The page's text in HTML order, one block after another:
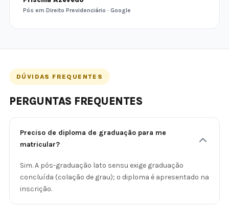
Pós em Direito Previdenciário · Google
DÚVIDAS FREQUENTES
PERGUNTAS FREQUENTES
Preciso de diploma de graduação para me
matricular?
Sim. A pós-graduação lato sensu exige graduação
concluída (colação de grau); o diploma é apresentado na
inscrição.